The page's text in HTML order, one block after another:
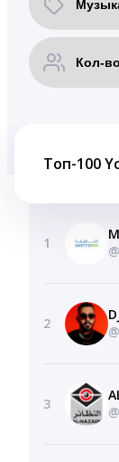
Топ-100
1
2
3